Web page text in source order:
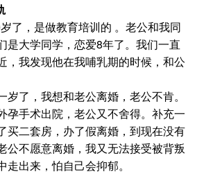
了，是做教育培训的 。老公和我同
是大学同学，恋爱8年了。我们一直
，我发现他在我哺乳期的时候，和公
了，我想和老公离婚，老公不肯。
孕手术出院，老公又不舍得。补充一
买二套房，办了假离婚，到现在没有
公不愿意离婚，我又无法接受被背叛
出来，怕自己会抑郁。